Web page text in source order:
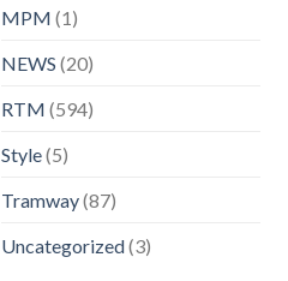
MPM (1)
NEWS (20)
RTM (594)
Style(5)
Tramway(87)
Uncategorized(3)